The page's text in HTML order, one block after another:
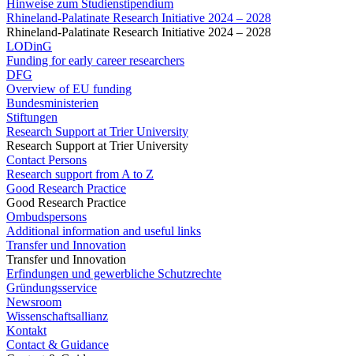
Hinweise zum Studienstipendium
Rhineland-Palatinate Research Initiative 2024 – 2028
Rhineland-Palatinate Research Initiative 2024 – 2028
LODinG
Funding for early career researchers
DFG
Overview of EU funding
Bundesministerien
Stiftungen
Research Support at Trier University
Research Support at Trier University
Contact Persons
Research support from A to Z
Good Research Practice
Good Research Practice
Ombudspersons
Additional information and useful links
Transfer und Innovation
Transfer und Innovation
Erfindungen und gewerbliche Schutzrechte
Gründungsservice
Newsroom
Wissenschaftsallianz
Kontakt
Contact & Guidance